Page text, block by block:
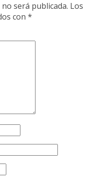
será publicada. Los
con *